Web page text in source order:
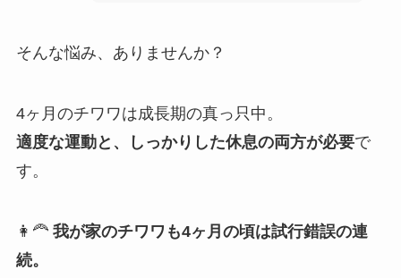
そんな悩み、ありませんか？
4ヶ月のチワワは成長期の真っ只中。
適度な運動と、しっかりした休息の両方が必要で
す。
👩‍🦰 我が家のチワワも4ヶ月の頃は試行錯誤の連
続。